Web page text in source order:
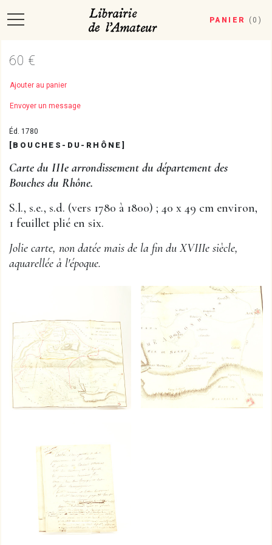
PANIER ( 0 )
60 €
Ajouter au panier
Envoyer un message
Éd. 1780
[BOUCHES-DU-RHÔNE]
Carte du IIIe arrondissement du département des
Bouches du Rhône.
S.l., s.e., s.d. (vers 1780 à 1800) ; 40 x 49 cm environ,
1 feuillet plié en six.
Jolie carte, non datée mais de la fin du XVIIIe siècle,
aquarellée à l'époque.